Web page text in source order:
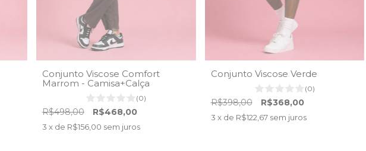
Conjunto Viscose Comfort
Marrom - Camisa+Calça
(0)
R$498,00 R$468,00
3 x de R$156,00 sem juros
Conjunto Viscose Verde
(0)
R$398,00 R$368,00
3 x de R$122,67 sem juros